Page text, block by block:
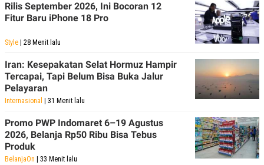
Rilis September 2026, Ini Bocoran 12
Fitur Baru iPhone 18 Pro
Style | 28 Menit lalu
Iran: Kesepakatan Selat Hormuz Hampir
Tercapai, Tapi Belum Bisa Buka Jalur
Pelayaran
Internasional | 31 Menit lalu
Promo PWP Indomaret 6–19 Agustus
2026, Belanja Rp50 Ribu Bisa Tebus
Produk
BelanjaOn | 33 Menit lalu